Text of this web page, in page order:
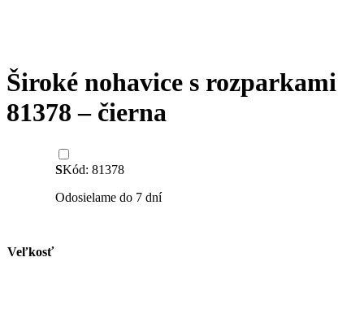
Široké nohavice s rozparkami
81378 – čierna
Veľkosť
SKód: 81378
Odosielame do 7 dní